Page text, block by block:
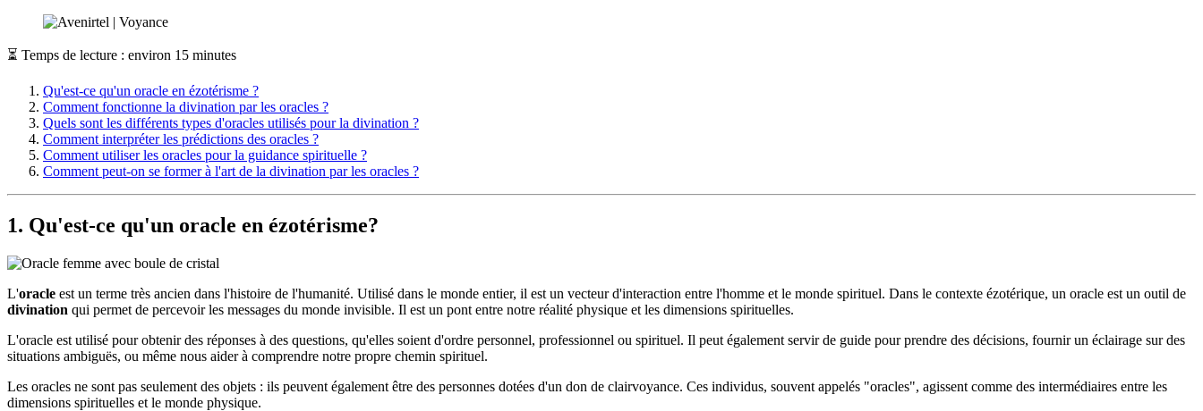
⏳ Temps de lecture : environ 15 minutes
Qu'est-ce qu'un oracle en ézotérisme ?
Comment fonctionne la divination par les oracles ?
Quels sont les différents types d'oracles utilisés pour la divination ?
Comment interpréter les prédictions des oracles ?
Comment utiliser les oracles pour la guidance spirituelle ?
Comment peut-on se former à l'art de la divination par les oracles ?
1. Qu'est-ce qu'un oracle en ézotérisme?
L'oracle est un terme très ancien dans l'histoire de l'humanité. Utilisé dans le monde entier, il est un vecteur d'interaction entre l'homme et le monde spirituel. Dans le contexte ézotérique, un oracle est un outil de
divination qui permet de percevoir les messages du monde invisible. Il est un pont entre notre réalité physique et les dimensions spirituelles.
L'oracle est utilisé pour obtenir des réponses à des questions, qu'elles soient d'ordre personnel, professionnel ou spirituel. Il peut également servir de guide pour prendre des décisions, fournir un éclairage sur des
situations ambiguës, ou même nous aider à comprendre notre propre chemin spirituel.
Les oracles ne sont pas seulement des objets : ils peuvent également être des personnes dotées d'un don de clairvoyance. Ces individus, souvent appelés "oracles", agissent comme des intermédiaires entre les
dimensions spirituelles et le monde physique.